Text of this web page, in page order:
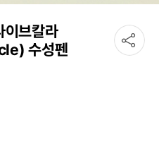
이브칼라
수성펜